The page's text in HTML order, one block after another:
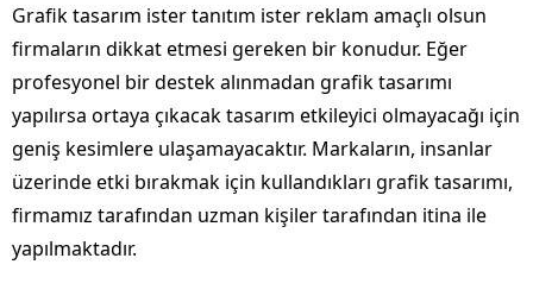
Grafik tasarım ister tanıtım ister reklam amaçlı olsun
firmaların dikkat etmesi gereken bir konudur. Eğer
profesyonel bir destek alınmadan grafik tasarımı
yapılırsa ortaya çıkacak tasarım etkileyici olmayacağı için
geniş kesimlere ulaşamayacaktır. Markaların, insanlar
üzerinde etki bırakmak için kullandıkları grafik tasarımı,
firmamız tarafından uzman kişiler tarafından itina ile
yapılmaktadır.